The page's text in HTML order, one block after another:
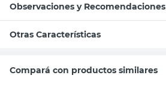
Observaciones y Recomendaciones
Otras Características
Compará con productos similares